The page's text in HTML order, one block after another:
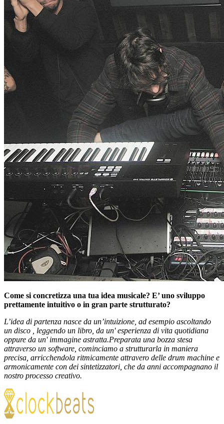
Come si concretizza una tua idea musicale? E’ uno sviluppo
prettamente intuitivo o in gran parte strutturato?
L’idea di partenza nasce da un’intuizione, ad esempio ascoltando
un disco , leggendo un libro, da un' esperienza di vita quotidiana
oppure da un' immagine astratta.Preparata una bozza stesa
attraverso un software, cominciamo a strutturarla in maniera
precisa, arricchendola ritmicamente attravero delle drum machine e
armonicamente con dei sintetizzatori, che da anni accompagnano il
nostro processo creativo.